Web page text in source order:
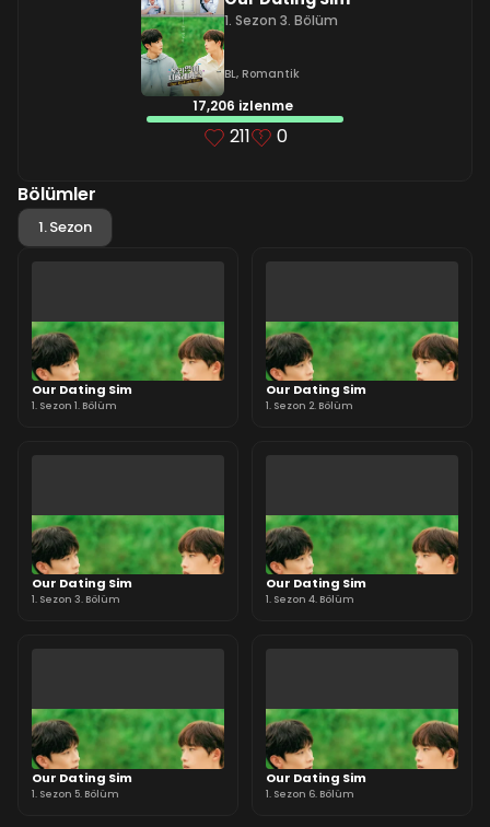
1. Sezon 3. Bölüm
BL, Romantik
17,206 izlenme
211 0
Bölümler
1. Sezon
Our Dating Sim
1. Sezon 1. Bölüm
Our Dating Sim
1. Sezon 2. Bölüm
Our Dating Sim
1. Sezon 3. Bölüm
Our Dating Sim
1. Sezon 4. Bölüm
Our Dating Sim
1. Sezon 5. Bölüm
Our Dating Sim
1. Sezon 6. Bölüm